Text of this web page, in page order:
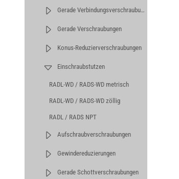
Gerade Verbindungsverschraubungen
Gerade Verschraubungen
Konus-Reduzierverschraubungen
Einschraubstutzen
RADL-WD / RADS-WD metrisch
RADL-WD / RADS-WD zöllig
RADL / RADS NPT
Aufschraubverschraubungen
Gewindereduzierungen
Gerade Schottverschraubungen